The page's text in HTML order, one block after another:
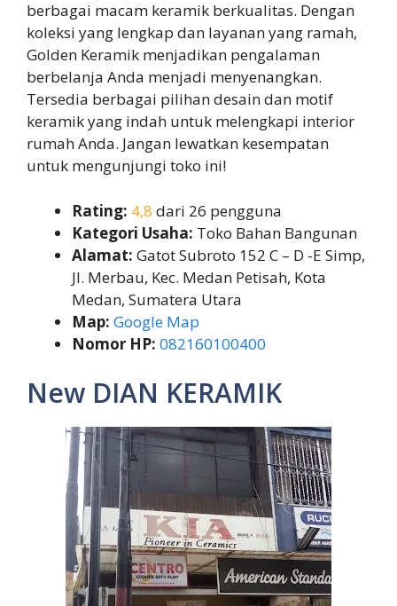
berbagai macam keramik berkualitas. Dengan
koleksi yang lengkap dan layanan yang ramah,
Golden Keramik menjadikan pengalaman
berbelanja Anda menjadi menyenangkan.
Tersedia berbagai pilihan desain dan motif
keramik yang indah untuk melengkapi interior
rumah Anda. Jangan lewatkan kesempatan
untuk mengunjungi toko ini!
Rating: 4,8 dari 26 pengguna
Kategori Usaha: Toko Bahan Bangunan
Alamat: Gatot Subroto 152 C – D -E Simp,
Jl. Merbau, Kec. Medan Petisah, Kota
Medan, Sumatera Utara
Map: Google Map
Nomor HP: 082160100400
New DIAN KERAMIK